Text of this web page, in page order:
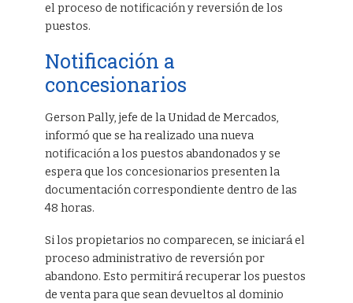
el proceso de notificación y reversión de los
puestos.
Notificación a
concesionarios
Gerson Pally, jefe de la Unidad de Mercados,
informó que se ha realizado una nueva
notificación a los puestos abandonados y se
espera que los concesionarios presenten la
documentación correspondiente dentro de las
48 horas.
Si los propietarios no comparecen, se iniciará el
proceso administrativo de reversión por
abandono. Esto permitirá recuperar los puestos
de venta para que sean devueltos al dominio